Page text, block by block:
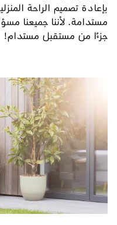
بإعادة تصميم الراحة
مستدامة. لأننا جميعنا
جزءًا من مستقبل مستدام!